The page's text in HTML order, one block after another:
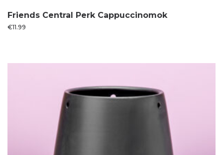
Friends Central Perk Cappuccinomok
€11.99